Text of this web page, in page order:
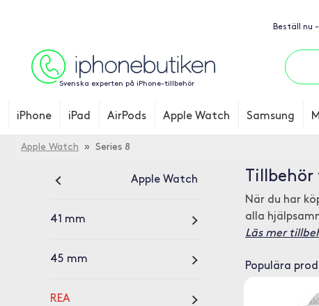
Beställ nu
Svenska experten på iPhone-tillbehör
iPhone iPad AirPods Apple Watch Samsung
Apple Watch » Series 8
Apple Watch
41 mm
45 mm
REA
Tillbehör
När du har
alla
Läs mer
Populära